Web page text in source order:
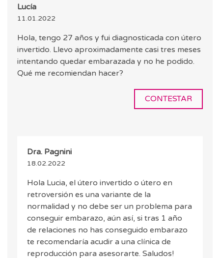
Lucía
11.01.2022
Hola, tengo 27 años y fui diagnosticada con útero
invertido. Llevo aproximadamente casi tres meses
intentando quedar embarazada y no he podido.
Qué me recomiendan hacer?
CONTESTAR
Dra. Pagnini
18.02.2022
Hola Lucia, el útero invertido o útero en
retroversión es una variante de la
normalidad y no debe ser un problema para
conseguir embarazo, aún así, si tras 1 año
de relaciones no has conseguido embarazo
te recomendaría acudir a una clínica de
reproducción para asesorarte. Saludos!